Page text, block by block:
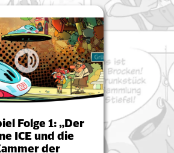
Folge 1: „Der
ICE und die
der